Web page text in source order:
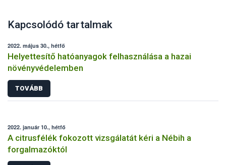
Kapcsolódó tartalmak
2022. május 30., hétfő
Helyettesítő hatóanyagok felhasználása a hazai
növényvédelemben
TOVÁBB
2022. január 10., hétfő
A citrusfélék fokozott vizsgálatát kéri a Nébih a
forgalmazóktól